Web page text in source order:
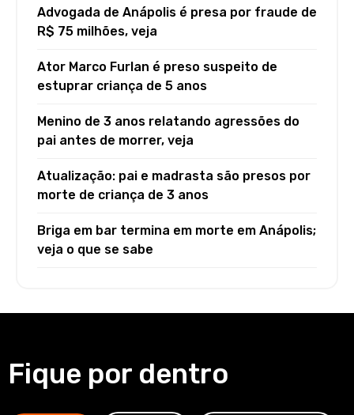
Advogada de Anápolis é presa por fraude de
R$ 75 milhões, veja
Ator Marco Furlan é preso suspeito de
estuprar criança de 5 anos
Menino de 3 anos relatando agressões do
pai antes de morrer, veja
Atualização: pai e madrasta são presos por
morte de criança de 3 anos
Briga em bar termina em morte em Anápolis;
veja o que se sabe
Fique por dentro